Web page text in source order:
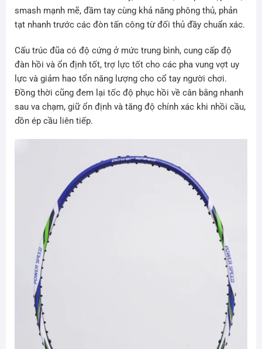
smash mạnh mẽ, đầm tay cùng khả năng phông thủ, phản
tạt nhanh trước các đòn tấn công từ đối thủ đầy chuẩn xác.
Cấu trúc đũa có độ cứng ở mức trung bình, cung cấp độ
đàn hồi và ổn định tốt, trợ lực tốt cho các pha vung vợt uy
lực và giảm hao tổn năng lượng cho cổ tay người chơi.
Đồng thời cũng đem lại tốc độ phục hồi về cân bằng nhanh
sau va chạm, giữ ổn định và tăng độ chính xác khi nhồi cầu,
dồn ép cầu liên tiếp.